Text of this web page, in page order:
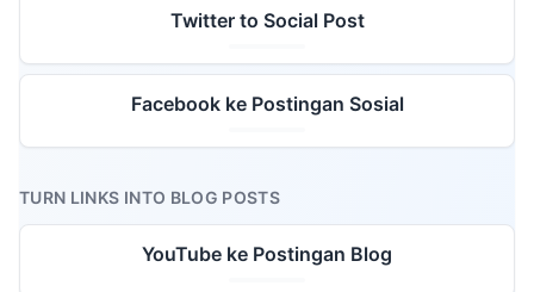
Twitter to Social Post
Facebook ke Postingan Sosial
TURN LINKS INTO BLOG POSTS
YouTube ke Postingan Blog